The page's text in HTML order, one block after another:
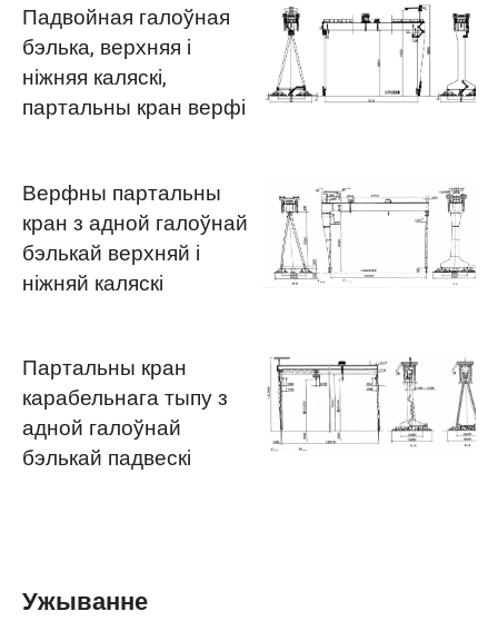
Падвойная галоўная
бэлька, верхняя і
ніжняя каляскі,
партальны кран верфі
Верфны партальны
кран з адной галоўнай
бэлькай верхняй і
ніжняй каляскі
Партальны кран
карабельнага тыпу з
адной галоўнай
бэлькай падвескі
Ужыванне